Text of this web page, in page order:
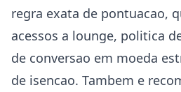
regra exata de pontuacao,
acessos a lounge, politica
de conversao em moeda
de isencao. Tambem e